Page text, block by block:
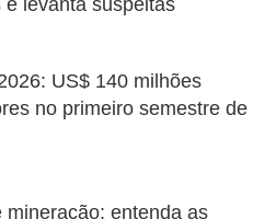
levanta suspeitas
US$ 140 milhões
no primeiro semestre de
entenda as